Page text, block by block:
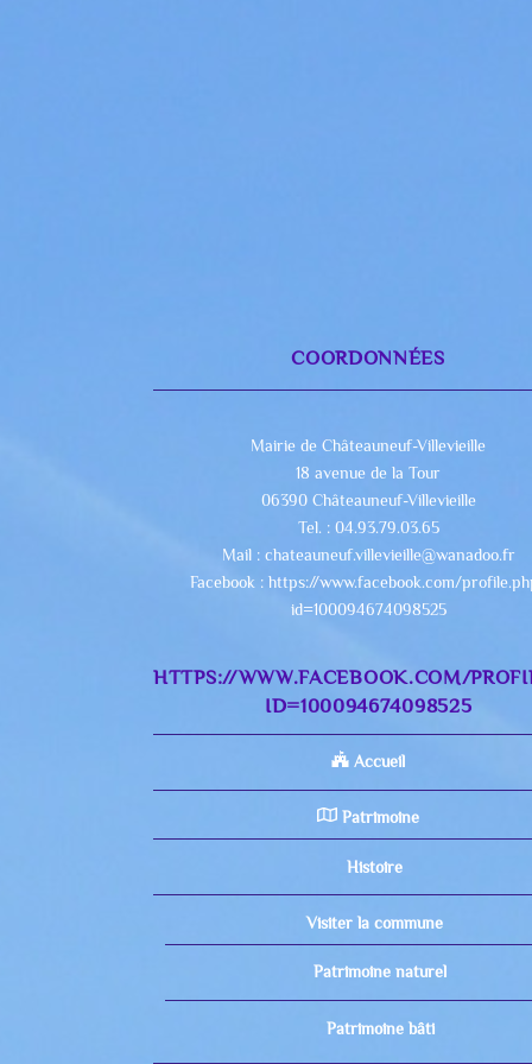
COORDONNÉES
Mairie de Châteauneuf-Villevieille
18 avenue de la Tour
06390 Châteauneuf-Villevieille
Tel. : 04.93.79.03.65
Mail : chateauneuf.villevieille@wanadoo.fr
Facebook : https://www.facebook.com/
id=100094674098525
HTTPS://WWW.FACEBOOK.COM/
ID=100094674098525
Accueil
Patrimoine
Histoire
Visiter la commune
Patrimoine naturel
Patrimoine bâti